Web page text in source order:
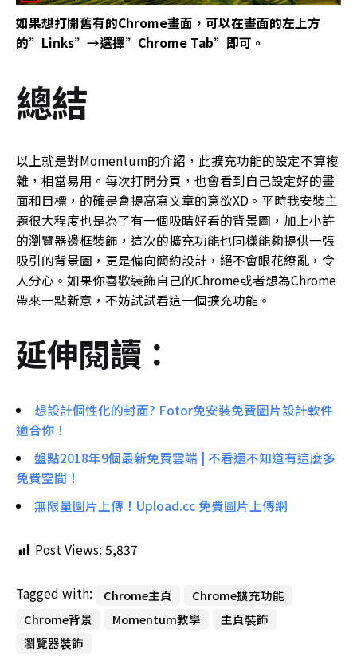
如果想打開舊有的Chrome畫面，可以在畫面的左上方
的”Links”→選擇”Chrome Tab”即可。
總結
以上就是對Momentum的介紹，此擴充功能的設定不算複
雜，相當易用。每次打開分頁，也會看到自己設定好的畫
面和目標，的確是會提高寫文章的意欲XD。平時我安裝主
題很大程度也是為了有一個吸睛好看的背景圖，加上小許
的瀏覽器邊框裝飾，這次的擴充功能也同樣能夠提供一張
吸引的背景圖，更是偏向簡約設計，絕不會眼花繚亂，令
人分心。如果你喜歡裝飾自己的Chrome或者想為Chrome
帶來一點新意，不妨試試看這一個擴充功能。
延伸閱讀：
想設計個性化的封面? Fotor免安裝免費圖片設計軟件
適合你！
盤點2018年9個最新免費雲端 | 不看還不知道有這麼多
免費空間！
無限量圖片上傳！Upload.cc 免費圖片上傳網
Post Views: 5,837
Tagged with: Chrome主頁
Chrome擴充功能
Chrome背景
Momentum教學
主頁裝飾
瀏覽器裝飾